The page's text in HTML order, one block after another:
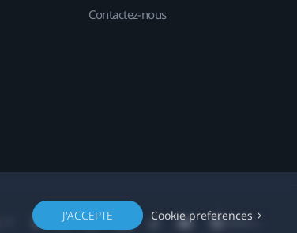
J'ACCEPTE Cookie preferences
Contactez-nous